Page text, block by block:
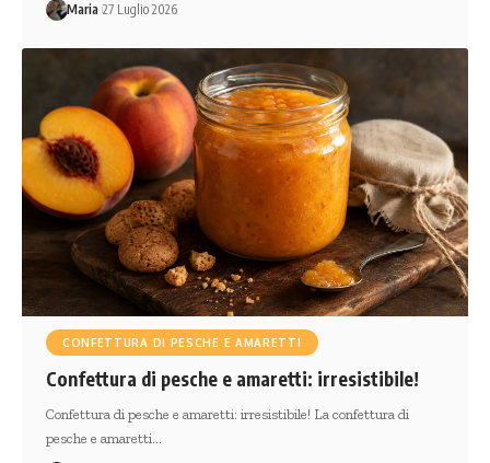
Maria 27 Luglio 2026
CONFETTURA DI PESCHE E AMARETTI
Confettura di pesche e amaretti: irresistibile!
Confettura di pesche e amaretti: irresistibile! La confettura di
pesche e amaretti…